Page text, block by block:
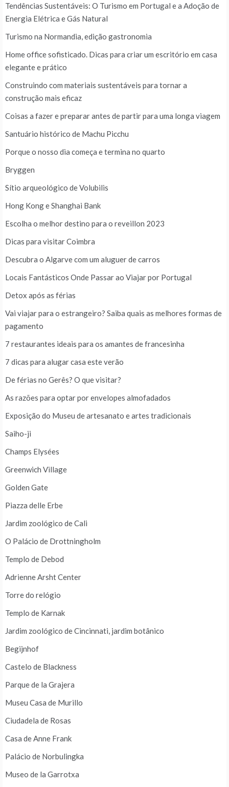
Tendências Sustentáveis: O Turismo em Portugal e a Adoção de
Energia Elétrica e Gás Natural
Turismo na Normandia, edição gastronomia
Home office sofisticado. Dicas para criar um escritório em casa
elegante e prático
Construindo com materiais sustentáveis para tornar a
construção mais eficaz
Coisas a fazer e preparar antes de partir para uma longa viagem
Santuário histórico de Machu Picchu
Porque o nosso dia começa e termina no quarto
Bryggen
Sítio arqueológico de Volubilis
Hong Kong e Shanghai Bank
Escolha o melhor destino para o reveillon 2023
Dicas para visitar Coimbra
Descubra o Algarve com um aluguer de carros
Locais Fantásticos Onde Passar ao Viajar por Portugal
Detox após as férias
Vai viajar para o estrangeiro? Saiba quais as melhores formas de
pagamento
7 restaurantes ideais para os amantes de francesinha
7 dicas para alugar casa este verão
De férias no Gerês? O que visitar?
As razões para optar por envelopes almofadados
Exposição do Museu de artesanato e artes tradicionais
Saiho-ji
Champs Elysées
Greenwich Village
Golden Gate
Piazza delle Erbe
Jardim zoológico de Cali
O Palácio de Drottningholm
Templo de Debod
Adrienne Arsht Center
Torre do relógio
Templo de Karnak
Jardim zoológico de Cincinnati, jardim botânico
Begijnhof
Castelo de Blackness
Parque de la Grajera
Museu Casa de Murillo
Ciudadela de Rosas
Casa de Anne Frank
Palácio de Norbulingka
Museo de la Garrotxa